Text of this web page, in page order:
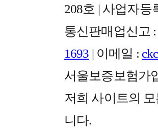
208호 | 사업자등
통신판매업신고
1693 | 이메일 :
서울보증보험가
저희 사이트의
니다.